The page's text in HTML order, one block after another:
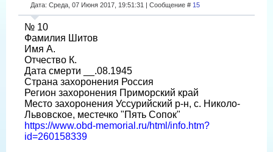
Дата: Среда, 07 Июня 2017, 19:51:31 | Сообщение # 15
№ 10
Фамилия Шитов
Имя А.
Отчество К.
Дата смерти __.08.1945
Страна захоронения Россия
Регион захоронения Приморский край
Место захоронения Уссурийский р-н, с. Николо-
Львовское, местечко "Пять Сопок"
https://www.obd-memorial.ru/html/info.htm?
id=260158339